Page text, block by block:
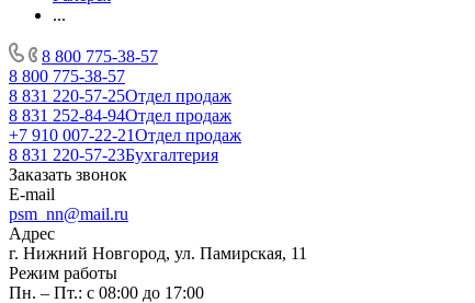
...
8 800 775-38-57
8 800 775-38-57
8 831 220-57-25Отдел продаж
8 831 252-84-94Отдел продаж
+7 910 007-22-21Отдел продаж
8 831 220-57-23Бухгалтерия
Заказать звонок
E-mail
psm_nn@mail.ru
Адрес
г. Нижний Новгород, ул. Памирская, 11
Режим работы
Пн. – Пт.: с 08:00 до 17:00